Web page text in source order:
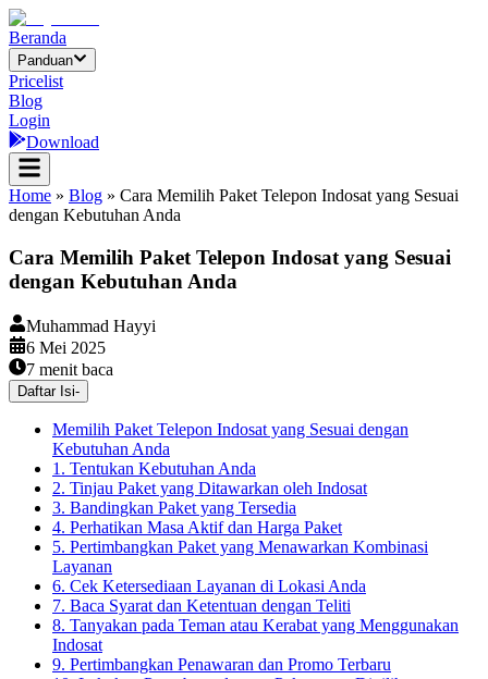
Beranda
Panduan
Pricelist
Blog
Login
Download
Home » Blog » Cara Memilih Paket Telepon Indosat yang Sesuai
dengan Kebutuhan Anda
Cara Memilih Paket Telepon Indosat yang Sesuai
dengan Kebutuhan Anda
Muhammad Hayyi
6 Mei 2025
7 menit baca
Daftar Isi-
Memilih Paket Telepon Indosat yang Sesuai dengan
Kebutuhan Anda
1. Tentukan Kebutuhan Anda
2. Tinjau Paket yang Ditawarkan oleh Indosat
3. Bandingkan Paket yang Tersedia
4. Perhatikan Masa Aktif dan Harga Paket
5. Pertimbangkan Paket yang Menawarkan Kombinasi
Layanan
6. Cek Ketersediaan Layanan di Lokasi Anda
7. Baca Syarat dan Ketentuan dengan Teliti
8. Tanyakan pada Teman atau Kerabat yang Menggunakan
Indosat
9. Pertimbangkan Penawaran dan Promo Terbaru